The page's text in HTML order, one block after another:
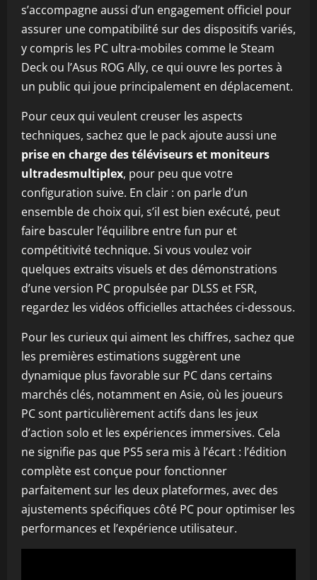
s’accompagne aussi d’un engagement officiel pour
assurer une compatibilité sur des dispositifs variés,
y compris les PC ultra-mobiles comme le Steam
Deck ou l’Asus ROG Ally, ce qui ouvre les portes à
un public qui joue principalement en déplacement.
Pour ceux qui veulent creuser les aspects
techniques, sachez que le pack ajoute aussi une
prise en charge des téléviseurs et moniteurs
ultradesmultiplex, pour peu que votre
configuration suive. En clair : on parle d’un
ensemble de choix qui, s’il est bien exécuté, peut
faire basculer l’équilibre entre fun pur et
compétitivité technique. Si vous voulez voir
quelques extraits visuels et des démonstrations
d’une version PC propulsée par DLSS et FSR,
regardez les vidéos officielles attachées ci-dessous.
Pour les curieux qui aiment les chiffres, sachez que
les premières estimations suggèrent une
dynamique plus favorable sur PC dans certains
marchés clés, notamment en Asie, où les joueurs
PC sont particulièrement actifs dans les jeux
d’action solo et les expériences immersives. Cela
ne signifie pas que PS5 sera mis à l’écart : l’édition
complète est conçue pour fonctionner
parfaitement sur les deux plateformes, avec des
ajustements spécifiques côté PC pour optimiser les
performances et l’expérience utilisateur.